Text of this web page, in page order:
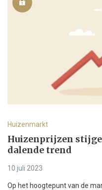
Huizenmarkt
Huizenprijzen
dalende trend
10 juli 2023
Op het hoogtepunt van de